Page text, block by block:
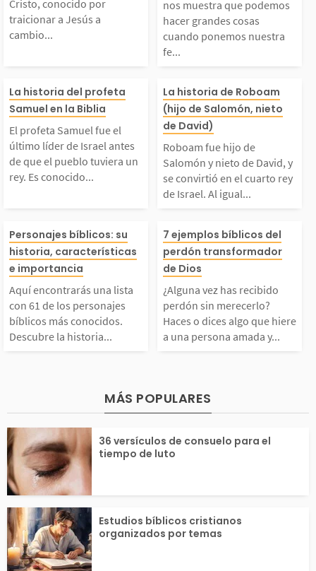
su...
vo...
traicionar a Jesús
cambio de 30 piezas
plata. Después de c
a los soldado
Cristo, conocido por
traicionar a Jesús a
cambio...
des cosas
emos nuestra
os y nos
ir por él.
listeo y...
nos muestra que podemos
hacer grandes cosas
cuando ponemos nuestra
fe...
profeta Samuel fue
último líder de Isra
antes de que el pue
tuviera un rey. Es
como el últi
de los jueces y el p
de los profeta
La historia del profeta
Samuel en la Biblia
El profeta Samuel fue el
último líder de Israel antes
de que el pueblo tuviera un
rey. Es conocido...
Roboam fue
lomón y nieto
d, y se
cuarto rey de
l igual que su
Roboam tuvo
mujeres y
hijos....
La historia de Roboam
(hijo de Salomón, nieto
de David)
Roboam fue hijo de
Salomón y nieto de David, y
se convirtió en el cuarto rey
de Israel. Al igual...
encontrarás una
con 61 de los per
bíblicos más c
Descubre la
de ellos, quié
fueron y por qué s
importantes en la...
Personajes bíblicos: su
historia, características
e importancia
Aquí encontrarás una lista
con 61 de los personajes
bíblicos más conocidos.
Descubre la historia...
¿Alguna vez
ido perdón sin
rlo? Haces o
o que hiere a
e has cruzado
a, que no
erdón....
7 ejemplos bíblicos del
perdón transformador
de Dios
¿Alguna vez has recibido
perdón sin merecerlo?
Haces o dices algo que hiere
a una persona amada y...
MÁS POPULARES
36 versículos de consuelo para el
tiempo de luto
Estudios bíblicos cristianos
organizados por temas